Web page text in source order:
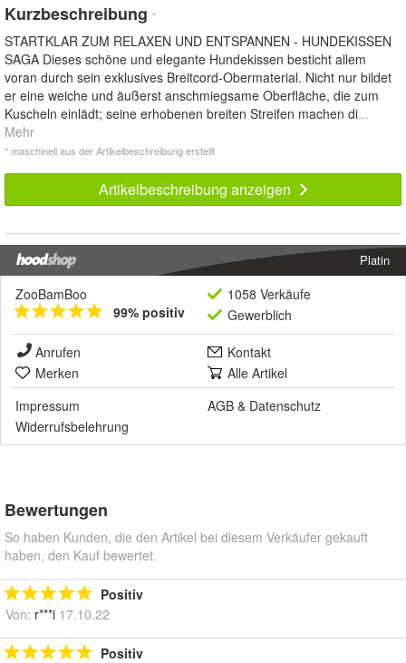
Kurzbeschreibung *
STARTKLAR ZUM RELAXEN UND ENTSPANNEN - HUNDEKISSEN
SAGA Dieses schöne und elegante Hundekissen besticht allem
voran durch sein exklusives Breitcord-Obermaterial. Nicht nur bildet
er eine weiche und äußerst anschmiegsame Oberfläche, die zum
Kuscheln einlädt; seine erhobenen breiten Streifen machen di...
Mehr
* maschinell aus der Artikelbeschreibung erstellt
Artikelbeschreibung anzeigen
Platin
ZooBamBoo
99% positiv
1058 Verkäufe
Gewerblich
Anrufen
Kontakt
Merken
Alle Artikel
Impressum
AGB & Datenschutz
Widerrufsbelehrung
Bewertungen
So haben Kunden, die den Artikel bei diesem Verkäufer gekauft
haben, den Kauf bewertet.
Positiv
Von: r***i 17.10.22
Positiv